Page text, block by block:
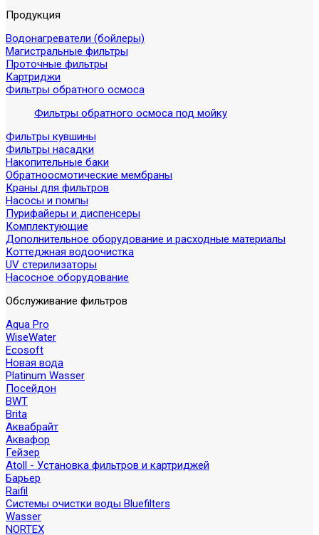
Продукция
Водонагреватели (бойлеры)
Магистральные фильтры
Проточные фильтры
Картриджи
Фильтры обратного осмоса
Фильтры обратного осмоса под мойку
Фильтры кувшины
Фильтры насадки
Накопительные баки
Обратноосмотические мембраны
Краны для фильтров
Насосы и помпы
Пурифайеры и диспенсеры
Комплектующие
Дополнительное оборудование и расходные материалы
Коттеджная водоочистка
UV стерилизаторы
Насосное оборудование
Обслуживание фильтров
Aqua Pro
WiseWater
Ecosoft
Новая вода
Platinum Wasser
Посейдон
BWT
Brita
Аквабрайт
Аквафор
Гейзер
Atoll - Установка фильтров и картриджей
Барьер
Raifil
Системы очистки воды Bluefilters
Wasser
NORTEX